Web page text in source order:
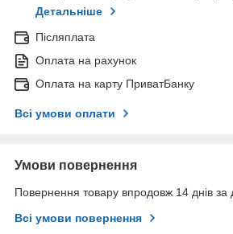
Детальніше
Післяплата
Оплата на рахунок
Оплата на карту ПриватБанку
Всі умови оплати
Умови повернення
Повернення товару впродовж 14 днів за
Всі умови повернення